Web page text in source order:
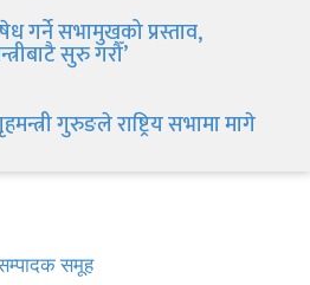
गर्ने सभामुखको प्रस्ताव,
सुरु गरौँ’
गुरुङले राष्ट्रिय सभामा मागे
समूह